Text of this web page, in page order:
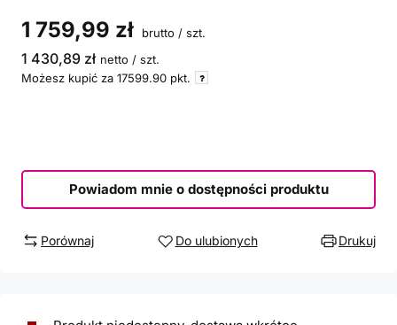
1 759,99 zł brutto / szt.
1 430,89 zł netto / szt.
Możesz kupić za 17599.90 pkt.
Powiadom mnie o dostępności produktu
Porównaj Do ulubionych Drukuj